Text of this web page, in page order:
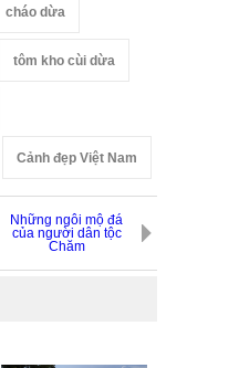
cháo dừa
tôm kho cùi dừa
Cảnh đẹp Việt Nam
Những ngôi mộ đá
của người dân tộc
Chăm